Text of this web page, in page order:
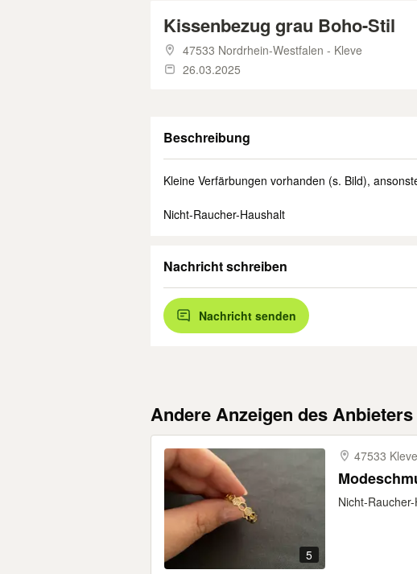
Kissenbezug grau Boho-Stil
47533 Nordrhein-Westfalen - Kleve
26.03.2025
Beschreibung
Kleine Verfärbungen vorhanden (s. Bild),
Nicht-Raucher-Haushalt
Nachricht schreiben
Nachricht senden
Andere Anzeigen des Anbieters
5
47533 Kleve
Nicht-